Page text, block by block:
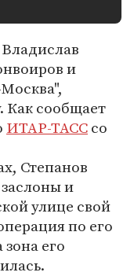
и
Как сообщает
ИТАР-ТАССсо
Степанов
и
улице свой
по его
его